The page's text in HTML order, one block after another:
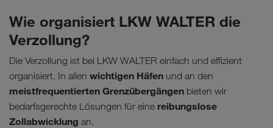
Wie organisiert LKW WALTER die
Verzollung?
Die Verzollung ist bei LKW WALTER einfach und effizient
organisiert. In allen wichtigen Häfen und an den
meistfrequentierten Grenzübergängen bieten wir
bedarfsgerechte Lösungen für eine reibungslose
Zollabwicklung an.